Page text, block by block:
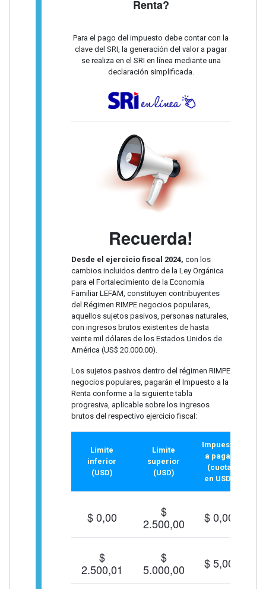
Renta?
Para el pago del impuesto debe contar con la
clave del SRI, la generación del valor a pagar
se realiza en el SRI en línea mediante una
declaración simplificada.
Recuerda!
Desde el ejercicio fiscal 2024, con los
cambios incluidos dentro de la Ley Orgánica
para el Fortalecimiento de la Economía
Familiar LEFAM, constituyen contribuyentes
del Régimen RIMPE negocios populares,
aquellos sujetos pasivos, personas naturales,
con ingresos brutos existentes de hasta
veinte mil dólares de los Estados Unidos de
América (US$ 20.000.00).
Los sujetos pasivos dentro del régimen RIMPE
negocios populares, pagarán el Impuesto a la
Renta conforme a la siguiente tabla
progresiva, aplicable sobre los ingresos
brutos del respectivo ejercicio fiscal:
Límite
inferior
(USD)
Límite
superior
(USD)
Impuesto
a pagar
(cuota
en USD)
$ 0,00
$
2.500,00
$ 0,00
$
2.500,01
$
5.000,00
$ 5,00